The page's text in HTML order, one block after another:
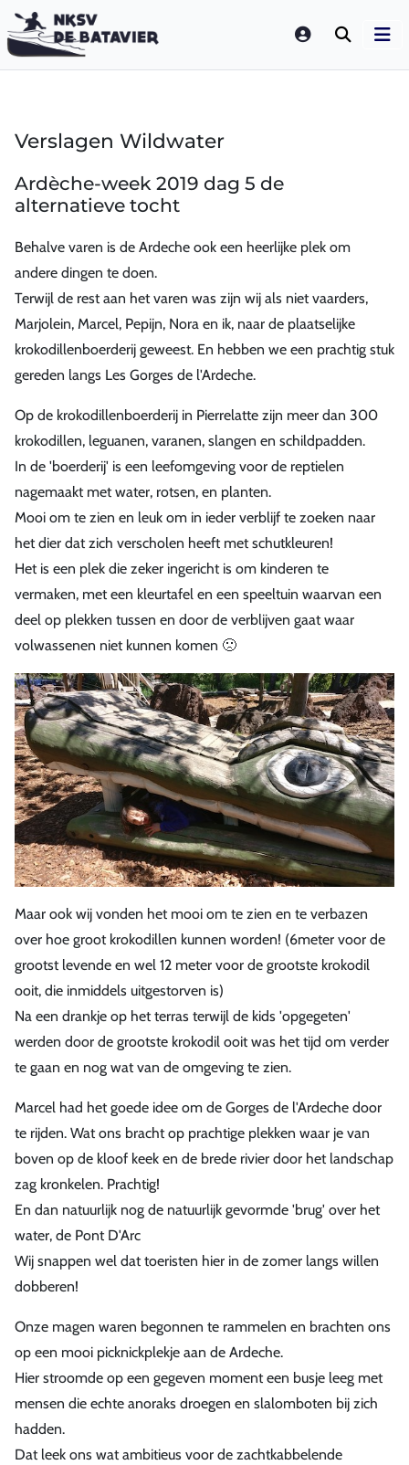
LOGIN
Verslagen Wildwater
Ardèche-week 2019 dag 5 de
alternatieve tocht
Behalve varen is de Ardeche ook een heerlijke plek om
andere dingen te doen.
Terwijl de rest aan het varen was zijn wij als niet vaarders,
Marjolein, Marcel, Pepijn, Nora en ik, naar de plaatselijke
krokodillenboerderij geweest. En hebben we een prachtig stuk
gereden langs Les Gorges de l'Ardeche.
Op de krokodillenboerderij in Pierrelatte zijn meer dan 300
krokodillen, leguanen, varanen, slangen en schildpadden.
In de 'boerderij' is een leefomgeving voor de reptielen
nagemaakt met water, rotsen, en planten.
Mooi om te zien en leuk om in ieder verblijf te zoeken naar
het dier dat zich verscholen heeft met schutkleuren!
Het is een plek die zeker ingericht is om kinderen te
vermaken, met een kleurtafel en een speeltuin waarvan een
deel op plekken tussen en door de verblijven gaat waar
volwassenen niet kunnen komen 🙁
Maar ook wij vonden het mooi om te zien en te verbazen
over hoe groot krokodillen kunnen worden! (6meter voor de
grootst levende en wel 12 meter voor de grootste krokodil
ooit, die inmiddels uitgestorven is)
Na een drankje op het terras terwijl de kids 'opgegeten'
werden door de grootste krokodil ooit was het tijd om verder
te gaan en nog wat van de omgeving te zien.
Marcel had het goede idee om de Gorges de l'Ardeche door
te rijden. Wat ons bracht op prachtige plekken waar je van
boven op de kloof keek en de brede rivier door het landschap
zag kronkelen. Prachtig!
En dan natuurlijk nog de natuurlijk gevormde 'brug' over het
water, de Pont D'Arc
Wij snappen wel dat toeristen hier in de zomer langs willen
dobberen!
Onze magen waren begonnen te rammelen en brachten ons
op een mooi picknickplekje aan de Ardeche.
Hier stroomde op een gegeven moment een busje leeg met
mensen die echte anoraks droegen en slalomboten bij zich
hadden.
Dat leek ons wat ambitieus voor de zachtkabbelende